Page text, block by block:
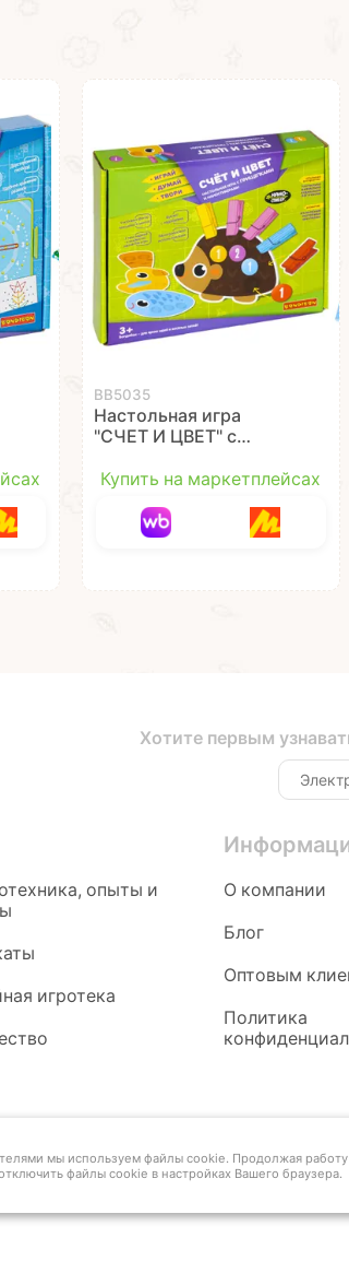
ВВ5035
Настольная игра
"СЧЕТ И ЦВЕТ" с
наностикерами Играй
Bondibon
Купить на маркетплейсах
Хотите первым
опыты и
игротека
О компании
Блог
Оптовым
Политика
мы используем файлы cookie. Продолжая
файлы cookie в настройках Вашего браузера.